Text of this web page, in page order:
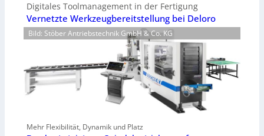
Digitales Toolmanagement in der Fertigung
Vernetzte Werkzeugbereitstellung bei Deloro
Bild: Stöber Antriebstechnik GmbH & Co. KG
Mehr Flexibilität, Dynamik und Platz